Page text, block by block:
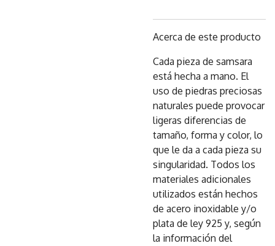
Acerca de este producto
Cada pieza de samsara
está hecha a mano. El
uso de piedras preciosas
naturales puede provocar
ligeras diferencias de
tamaño, forma y color, lo
que le da a cada pieza su
singularidad. Todos los
materiales adicionales
utilizados están hechos
de acero inoxidable y/o
plata de ley 925 y, según
la información del